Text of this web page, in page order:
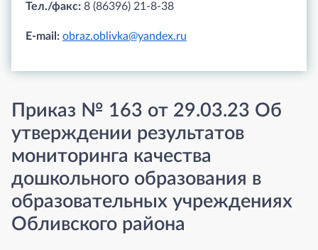
Тел./факс: 8 (86396) 21-8-38
E-mail: obraz.oblivka@yandex.ru
Приказ № 163 от 29.03.23 Об
утверждении результатов
мониторинга качества
дошкольного образования в
образовательных учреждениях
Обливского района